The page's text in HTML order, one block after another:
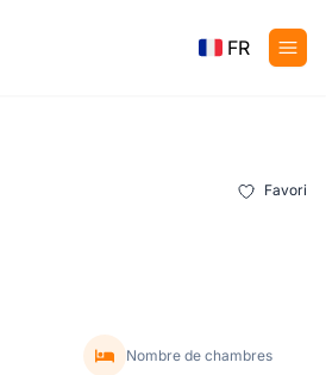
FR
Favori
Nombre de chambres